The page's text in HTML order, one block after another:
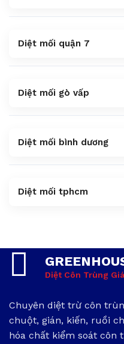
Diệt mối quận 7
Diệt mối gò vấp
Diệt mối bình dương
Diệt mối tphcm
Diệt Côn Trùng
Chuyên diệt trừ côn
chuột, gián, kiến, ruồi
hóa chất kiểm soát côn